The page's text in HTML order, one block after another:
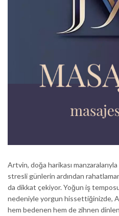
Artvin, doğa harikası manzaralarıyla
stresli günlerin ardından
da dikkat çekiyor. Yoğun iş
nedeniyle yorgun hissettiğinizde,
hem bedenen hem de zihnen